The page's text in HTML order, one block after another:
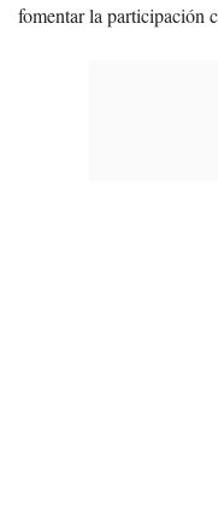
fomentar la participación